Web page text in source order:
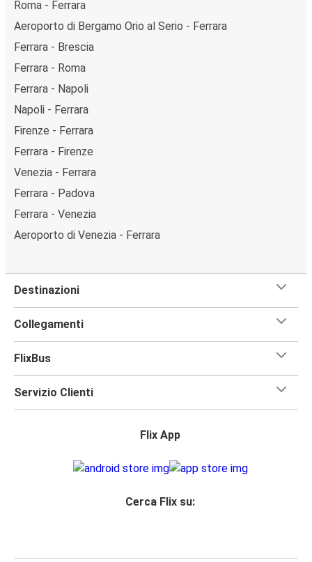
Roma - Ferrara
Aeroporto di Bergamo Orio al Serio - Ferrara
Ferrara - Brescia
Ferrara - Roma
Ferrara - Napoli
Napoli - Ferrara
Firenze - Ferrara
Ferrara - Firenze
Venezia - Ferrara
Ferrara - Padova
Ferrara - Venezia
Aeroporto di Venezia - Ferrara
Destinazioni
Collegamenti
FlixBus
Servizio Clienti
Flix App
Cerca Flix su: